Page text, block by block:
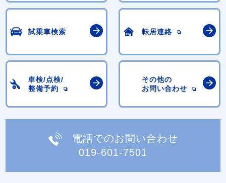
試乗車検索 転居連絡
車検/点検/
整備予約
その他の
お問い合わせ
電話でのお問い合わせ
019-601-7501